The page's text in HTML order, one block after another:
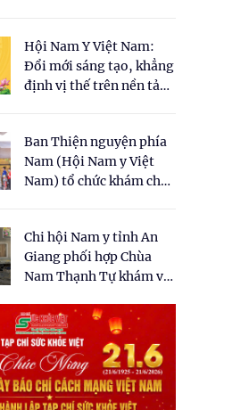
Hội Nam Y Việt Nam:
Đổi mới sáng tạo, khẳng
định vị thế trên nền tảng
Ban Thiện nguyện phía
Nam (Hội Nam y Việt
Nam) tổ chức khám chữa
dân tại xã Tân Tập
Chi hội Nam y tỉnh An
Giang phối hợp Chùa
Nam Thạnh Tự khám và
nhân dân